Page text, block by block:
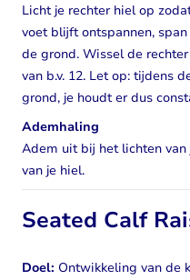
Licht je rechter hiel op
voet blijft ontspannen,
de grond. Wissel de
van b.v. 12. Let op: tijdens
grond, je houdt er dus
Ademhaling
Adem uit bij het lichten
van je hiel.
Seated Calf
Doel: Ontwikkeling van de